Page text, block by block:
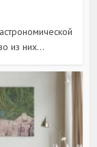
из них...